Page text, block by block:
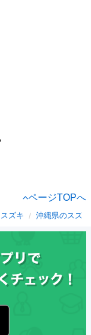
ページTOPへ
スズキ 沖縄県のスズキ